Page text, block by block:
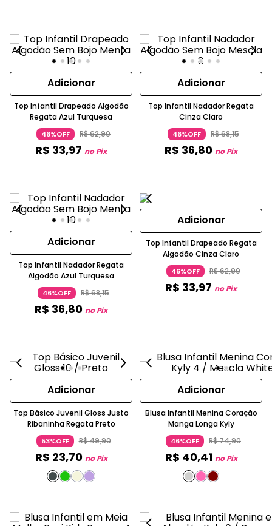
Adicionar
Top Infantil Drapeado Algodão
Regata Azul Turquesa
46%OFF R$62,90
R$ 33,97 no Pix
Adicionar
Top Infantil Nadador Regata
Cinza Claro
46%OFF R$68,15
R$ 36,80 no Pix
Adicionar
Top Infantil Nadador Regata
Algodão Azul Turquesa
46%OFF R$68,15
R$ 36,80 no Pix
Adicionar
Top Infantil Drapeado Regata
Algodão Cinza Claro
46%OFF R$62,90
R$ 33,97 no Pix
Adicionar
Top Básico Juvenil Gloss Justo
Ribaninha Regata Preto
53%OFF R$49,90
R$ 23,70 no Pix
Adicionar
Blusa Infantil Menina Coração
Manga Longa Kyly
46%OFF R$74,90
R$ 40,41 no Pix